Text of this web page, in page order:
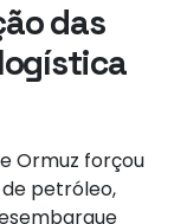
das
Ormuz forçou
petróleo,